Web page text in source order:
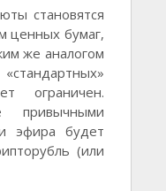
становятся
ценных бумаг,
же аналогом
ограничен.
эфира будет
(или